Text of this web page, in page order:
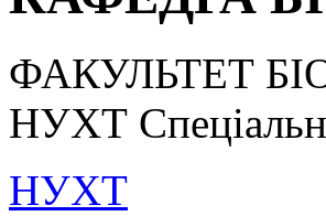
ФАКУЛЬТЕТ
НУХТ
НУХТ